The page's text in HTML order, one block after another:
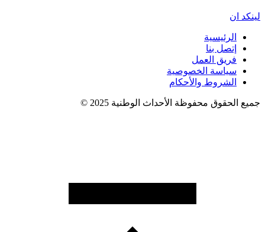
لينكد ان
الرئيسية
إتصل بنا
فريق العمل
سياسة الخصوصية
الشروط والأحكام
جميع الحقوق محفوظة الأحداث الوطنية 2025 ©